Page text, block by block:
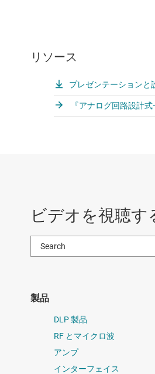
リソース
プレゼンテーションと
『アナログ回路設計
ビデオを視聴す
製品
DLP 製品
RF とマイクロ波
アンプ
インターフェイス